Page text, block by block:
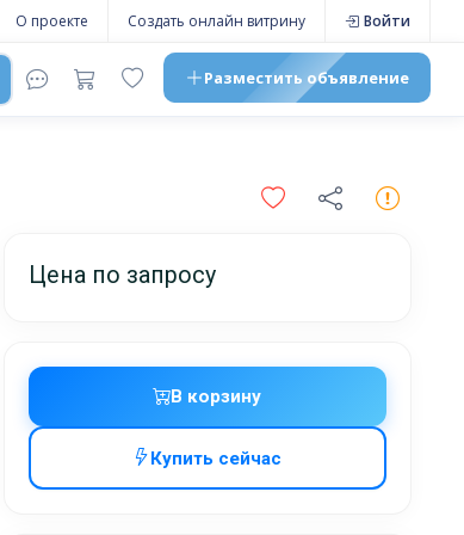
О проекте Создать онлайн витрину Войти
Разместить объявление
Цена по запросу
В корзину
Купить сейчас